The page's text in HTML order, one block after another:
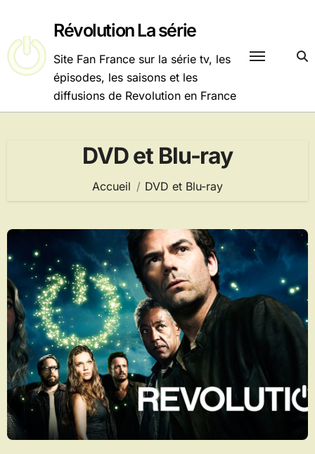
contenu
Révolution La série
Site Fan France sur la série tv, les
épisodes, les saisons et les
diffusions de Revolution en France
DVD et Blu-ray
Accueil DVD et Blu-ray